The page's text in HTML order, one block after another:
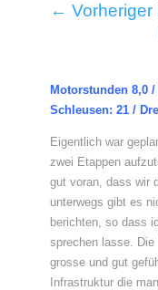
← Vorheriger
Motorstunden 8,0
Schleusen: 21 /
Eigentlich war
zwei Etappen
gut voran, dass wir
unterwegs gibt es
berichten, so dass
sprechen lasse.
grosse und gut
Infrastruktur die